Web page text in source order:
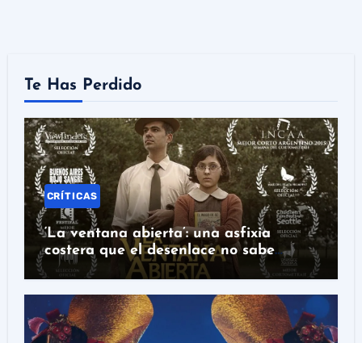
Te Has Perdido
CRÍTICAS
‘La ventana abierta’: una asfixia
costera que el desenlace no sabe
rematar